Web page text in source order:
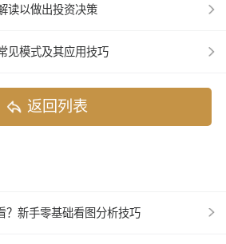
读以做出投资决策
见模式及其应用技巧
返回列表
？新手零基础看图分析技巧